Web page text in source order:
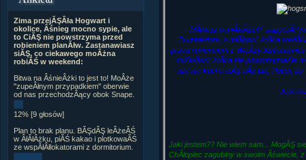
Zima przejĂŞÂła Hogwart i
okolice, Âśnieg mocno sypie, ale
to CiĂŞ nie powstrzyma przed
robieniem planĂłw. Zastanawiasz
siĂŞ, co ciekawego moÂżna
robiĂŚ w weekend:
Bitwa na ÂśnieÂżki to jest to! MoÂże
"zupeÂłnym przypadkiem" oberwie
od nas przechodzÂący obok Snape.
12% [9 głosów]
Plan to brak planu. BĂŞdĂŞ leÂżeĂŚ
w ÂłĂłÂżku, piĂŚ kakao i plotkowaĂŚ
ze wspĂłÂłlokatorami z dormitorium.
-MĂłwisz o miÂłoÂści? -zapytaÂł
Dumbledora, o miÂłosci, ktĂłra
przed runienciem z WieÂży
miÂłoÂści, ktĂłra nie powstrzymaÂła
nikt nie kocha ciĂŞ aÂż tak, Potter, by
-Jest
Jaki jestem?? Nie wiem sam... MogĂŞ
ChÂłopiec zagubiny w swoim Âświecie,